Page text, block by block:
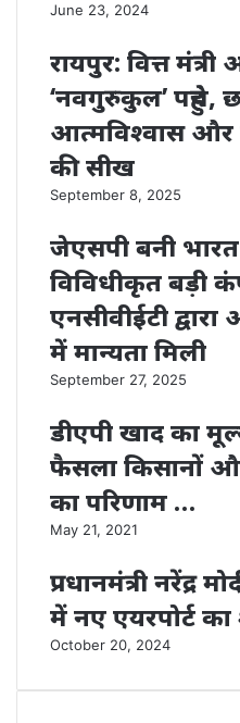
June 23, 2024
रायपुर: वित्त
‘नवगुरुकुल’ पहुंचे,
आत्मविश्वास और
की सीख
September 8, 2025
जेएसपी बनी
विविधीकृत बड़ी
एनसीवीईटी
में मान्यता मिली
September 27, 2025
डीएपी खाद का
फैसला किसानों
का परिणाम …
May 21, 2021
प्रधानमंत्री नरेंद्र
में नए एयरपोर्ट
October 20, 2024